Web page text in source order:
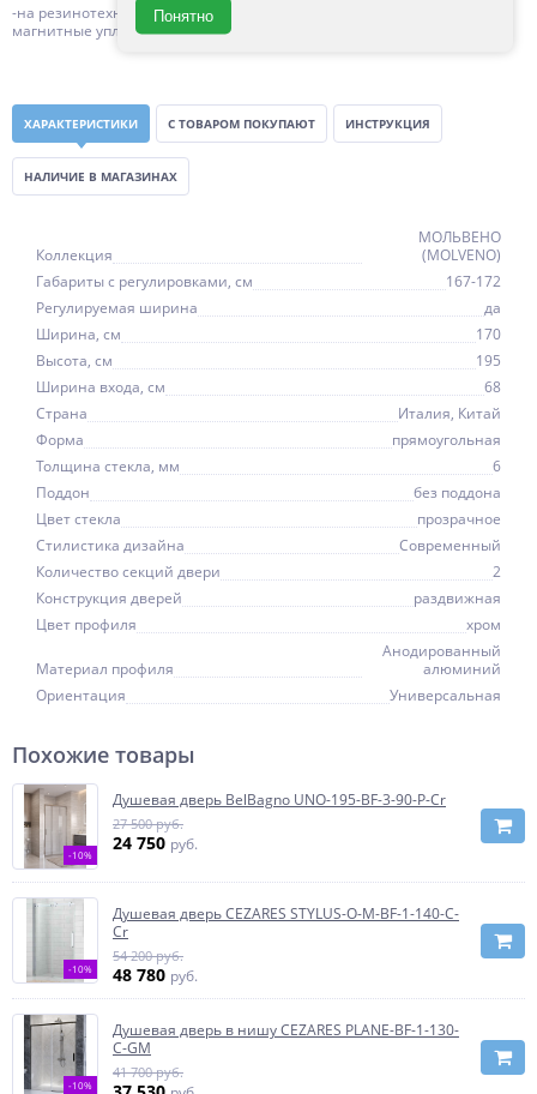
-на резинотехнические изделия (силиконовые уплотнители,
магнитные уплотнители, ) 1 год с даты продажи
ХАРАКТЕРИСТИКИ С ТОВАРОМ ПОКУПАЮТ ИНСТРУКЦИЯ
НАЛИЧИЕ В МАГАЗИНАХ
Коллекция
МОЛЬВЕНО
(MOLVENO)
Габариты с регулировками, см
167-172
Регулируемая ширина
да
Ширина, см
170
Высота, см
195
Ширина входа, см
68
Страна
Италия, Китай
Форма
прямоугольная
Толщина стекла, мм
6
Поддон
без поддона
Цвет стекла
прозрачное
Стилистика дизайна
Современный
Количество секций двери
2
Конструкция дверей
раздвижная
Цвет профиля
хром
Материал профиля
Анодированный
алюминий
Ориентация
Универсальная
Похожие товары
-10%
Душевая дверь BelBagno UNO-195-BF-3-90-P-Cr
27 500 руб.
24 750 руб.
-10%
Душевая дверь CEZARES STYLUS-O-M-BF-1-140-C-
Cr
54 200 руб.
48 780 руб.
-10%
Душевая дверь в нишу CEZARES PLANE-BF-1-130-
C-GM
41 700 руб.
Понятно